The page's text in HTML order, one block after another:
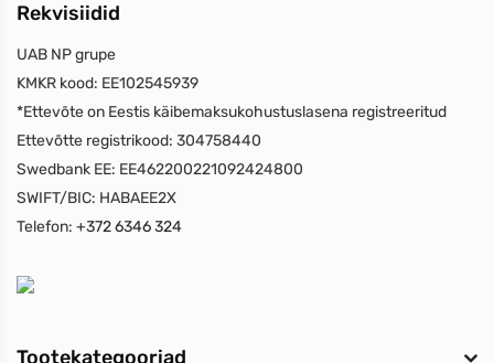
Rekvisiidid
UAB NP grupe
KMKR kood: EE102545939
*Ettevõte on Eestis käibemaksukohustuslasena registreeritud
Ettevõtte registrikood: 304758440
Swedbank EE: EE462200221092424800
SWIFT/BIC: HABAEE2X
Telefon: +372 6346 324
Tootekategooriad